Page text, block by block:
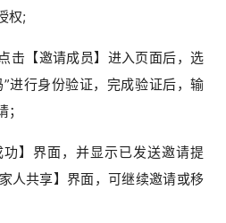
权;
击【邀请成员】进入页面后，选
进行身份验证，完成验证后，输
】界面，并显示已发送邀请提
人共享】界面，可继续邀请或移